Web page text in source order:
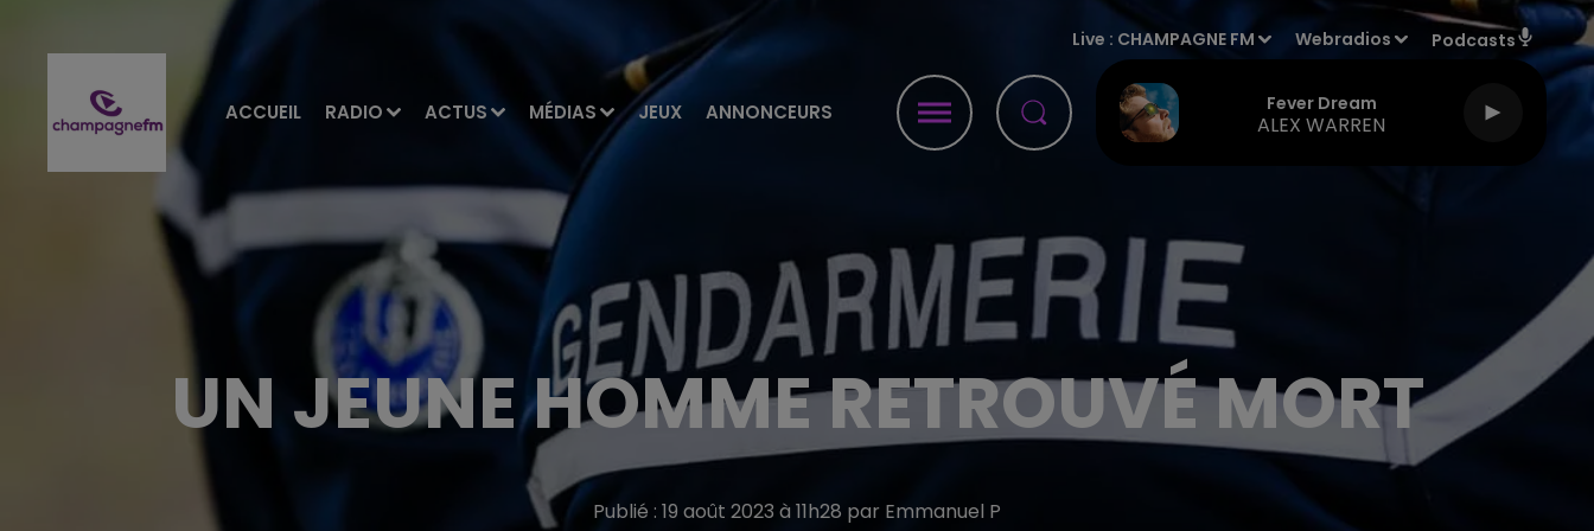
ACCUEIL RADIO ACTUS MÉDIAS JEUX ANNONCEURS
Live : CHAMPAGNE FM Webradios Podcasts
Fever Dream
ALEX WARREN
UN JEUNE HOMME RETROUVÉ MORT
Publié : 19 août 2023 à 11h28 par Emmanuel P